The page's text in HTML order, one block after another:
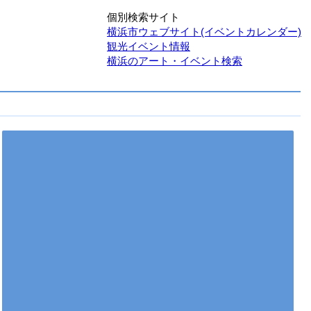
個別検索サイト
横浜市ウェブサイト(イベントカレンダー)
観光イベント情報
横浜のアート・イベント検索